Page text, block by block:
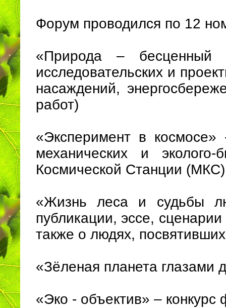
Форум проводился по 12
«Природа – бесценный
исследовательских и
насаждений,
работ)
«Эксперимент в космосе»
механических и
Космической Станции (МКС)
«Жизнь леса и судьбы
публикации, эссе,
также о людях,
«Зёленая планета глазами
«Эко - объектив» –